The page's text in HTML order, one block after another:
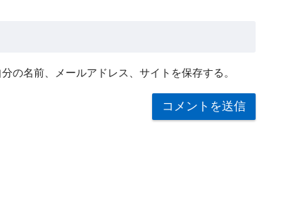
の名前、メールアドレス、サイトを保存する。